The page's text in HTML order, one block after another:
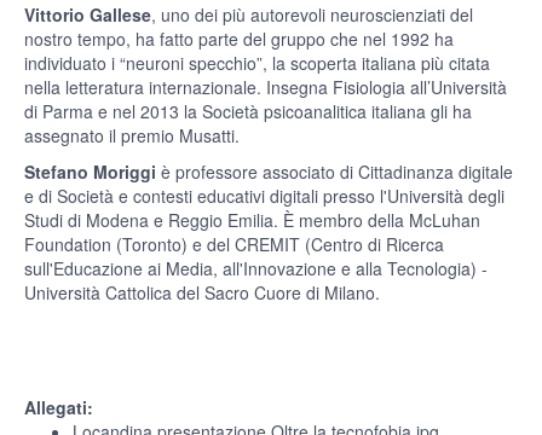
Vittorio Gallese, uno dei più autorevoli neuroscienziati del
nostro tempo, ha fatto parte del gruppo che nel 1992 ha
individuato i “neuroni specchio”, la scoperta italiana più citata
nella letteratura internazionale. Insegna Fisiologia all’Università
di Parma e nel 2013 la Società psicoanalitica italiana gli ha
assegnato il premio Musatti.
Stefano Moriggi è professore associato di Cittadinanza digitale
e di Società e contesti educativi digitali presso l'Università degli
Studi di Modena e Reggio Emilia. È membro della McLuhan
Foundation (Toronto) e del CREMIT (Centro di Ricerca
sull'Educazione ai Media, all'Innovazione e alla Tecnologia) -
Università Cattolica del Sacro Cuore di Milano.
Allegati: